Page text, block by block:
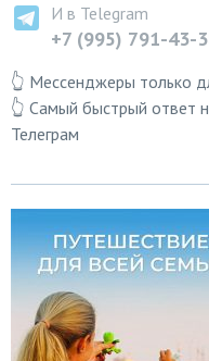
И в Telegram
+7 (995) 791-43-
👆 Мессенджеры только
👆 Самый быстрый ответ
Телеграм